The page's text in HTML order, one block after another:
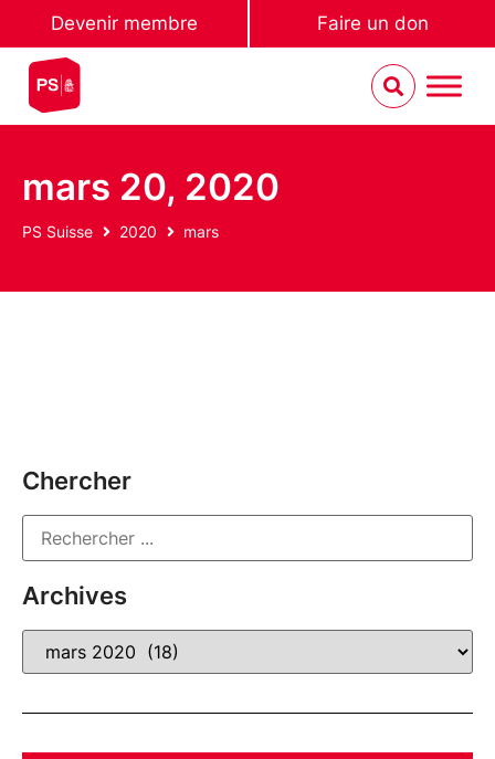
Devenir membre Faire un don
mars 20, 2020
PS Suisse 2020 mars
Chercher
Archives